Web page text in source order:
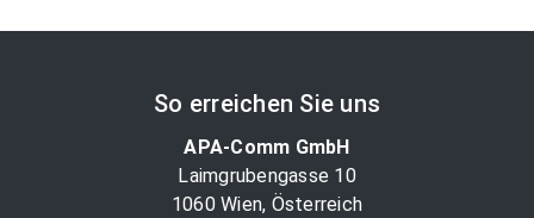
So erreichen Sie uns
APA-Comm GmbH
Laimgrubengasse 10
1060 Wien, Österreich